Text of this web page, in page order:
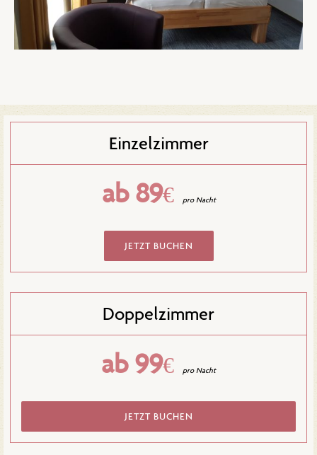
Einzelzimmer
ab 89€ pro Nacht
JETZT BUCHEN
Doppelzimmer
ab 99€ pro Nacht
JETZT BUCHEN